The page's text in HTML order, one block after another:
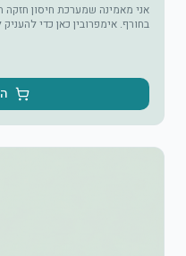
אני מאמינה שמערכת חיסון
בחורף. אימפרובין כאן כדי